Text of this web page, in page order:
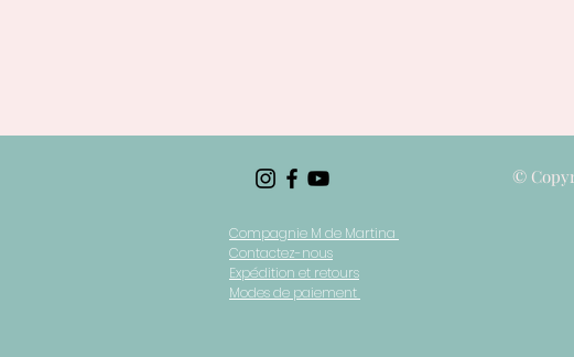
Compagnie M de Martina
Contactez-nous
Expédition et retours
Modes de paiement
©